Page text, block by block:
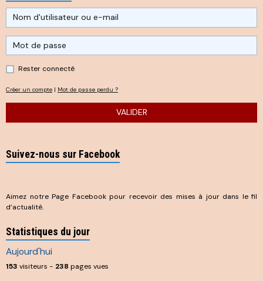
Rester connecté
Créer un compte | Mot de passe perdu ?
VALIDER
Suivez-nous sur Facebook
Aimez notre Page Facebook pour recevoir des mises à jour dans le fil
d’actualité.
Statistiques du jour
Aujourd'hui
153 visiteurs - 238 pages vues